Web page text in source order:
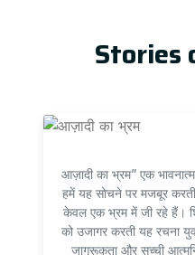
Stories
आज़ादी का भ्रम” एक
हमें यह सोचने पर मजबूर
केवल एक भ्रम में जी रहे हैं।
को उजागर करती यह रचना
जागरूकता और सच्ची